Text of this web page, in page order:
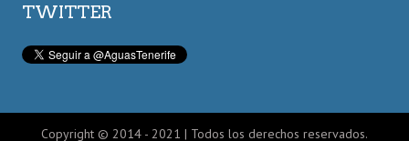
TWITTER
Copyright © 2014 - 2021 | Todos los derechos reservados.